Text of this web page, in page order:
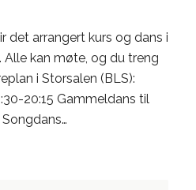
det arrangert kurs og dans i
Alle kan møte, og du treng
i Storsalen (BLS):
20:15 Gammeldans til